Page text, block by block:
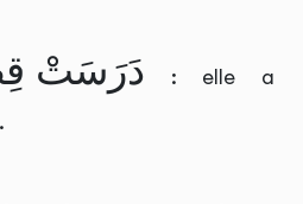
دَرَسَتْ : elle a